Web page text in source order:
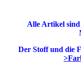
Alle Artikel sind
Der Stoff und die